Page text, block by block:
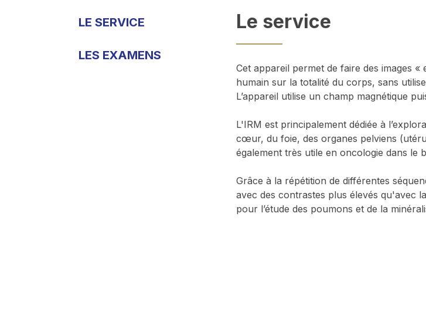
LE SERVICE
LES EXAMENS
Le service
Cet appareil permet de faire des images
humain sur la totalité du corps, sans
L’appareil utilise un champ magnétique
L'IRM est principalement dédiée à
cœur, du foie, des organes pelviens
également très utile en oncologie dans le
Grâce à la répétition de différentes
avec des contrastes plus élevés qu'avec
pour l’étude des poumons et de la